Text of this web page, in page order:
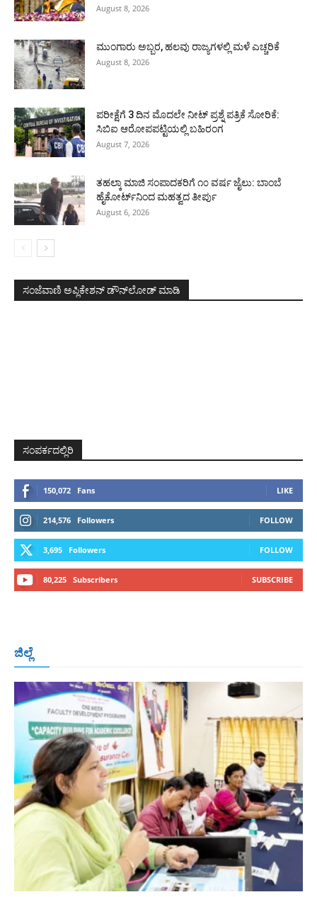
August 8, 2026
ಮುಂಗಾರು ಅಬ್ಬರ, ಹಲವು ರಾಜ್ಯಗಳಲ್ಲಿ ಮಳೆ ಎಚ್ಚರಿಕೆ
August 8, 2026
ಪರೀಕ್ಷೆಗೆ 3 ದಿನ ಮೊದಲೇ ನೀಟ್ ಪ್ರಶ್ನೆ ಪತ್ರಿಕೆ ಸೋರಿಕೆ:
ಸಿಬಿಐ ಆರೋಪಪಟ್ಟಿಯಲ್ಲಿ ಬಹಿರಂಗ
August 7, 2026
ತಹಲ್ಕಾ ಮಾಜಿ ಸಂಪಾದಕರಿಗೆ ೧೦ ವರ್ಷ ಜೈಲು: ಬಾಂಬೆ
ಹೈಕೋರ್ಟ್‌ನಿಂದ ಮಹತ್ವದ ತೀರ್ಪು
August 6, 2026
ಸಂಜೆವಾಣಿ ಅಪ್ಲಿಕೇಶನ್ ಡೌನ್‌ಲೋಡ್ ಮಾಡಿ
ಸಂಪರ್ಕದಲ್ಲಿರಿ
150,072 Fans LIKE
214,576 Followers FOLLOW
3,695 Followers FOLLOW
80,225 Subscribers SUBSCRIBE
ಜಿಲ್ಲೆ